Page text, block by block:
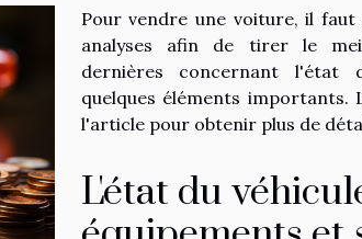
Pour vendre une voiture, il
analyses afin de tirer le
dernières concernant l'état
quelques éléments importants.
l'article pour obtenir plus de
L'état du